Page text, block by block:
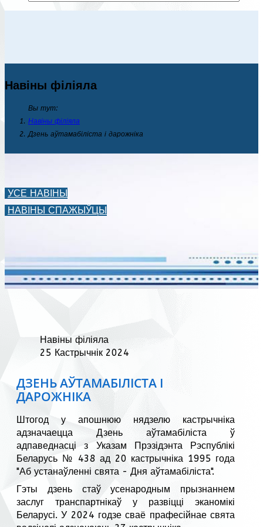
Навіны філіяла
Вы тут:
Навіны філіяла
Дзень аўтамабіліста і дарожніка
УСЕ НАВІНЫ
НАВІНЫ СПАЖЫЎЦЫ
Навіны філіяла
25 Кастрычнік 2024
ДЗЕНЬ АЎТАМАБІЛІСТА І
ДАРОЖНІКА
Штогод у апошнюю нядзелю кастрычніка
адзначаецца Дзень аўтамабіліста ў
адпаведнасці з Указам Прэзідэнта Рэспублікі
Беларусь № 438 ад 20 кастрычніка 1995 года
"Аб устанаўленні свята - Дня аўтамабіліста".
Гэты дзень стаў усенародным прызнаннем
заслуг транспартнікаў у развіцці эканомікі
Беларусі. У 2024 годзе сваё прафесійнае свята